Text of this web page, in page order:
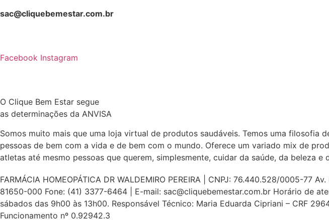
sac@cliquebemestar.com.br
Facebook Instagram
O Clique Bem Estar segue
as determinações da ANVISA
Somos muito mais que uma loja virtual de produtos saudáveis. Temos uma filosofia
pessoas de bem com a vida e de bem com o mundo. Oferece um variado mix de
atletas até mesmo pessoas que querem, simplesmente, cuidar da saúde, da beleza e
FARMÁCIA HOMEOPÁTICA DR WALDEMIRO PEREIRA | CNPJ: 76.440.528/0005-77
81650-000 Fone: (41) 3377-6464 | E-mail: sac@cliquebemestar.com.br Horário de
sábados das 9h00 às 13h00. Responsável Técnico: Maria Eduarda Cipriani – CRF
Funcionamento nº 0.92942.3